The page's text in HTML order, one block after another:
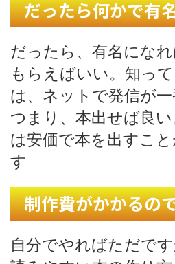
だったら何かで有
だったら、有名にな
もらえばいい。知っ
は、ネットで発信が一
つまり、本出せば良
は安価で本を出すこ
す
制作費がかかるの
自分でやればただで